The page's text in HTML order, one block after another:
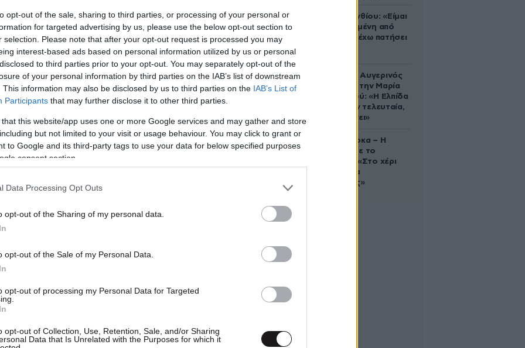
opt-out of the sale, sharing to third parties, or processing of your personal or
for targeted advertising by us, please use the below opt-out section to
selection. Please note that after your opt-out request is processed you may
interest-based ads based on personal information utilized by us or personal
to third parties prior to your opt-out. You may separately opt-out of the
of your personal information by third parties on the IAB’s list of downstream
This information may also be disclosed by us to third parties on the IAB’s List of
Participants that may further disclose it to other third parties.
this website/app uses one or more Google services and may gather and store
but not limited to your visit or usage behaviour. You may click to grant or
to Google and its third-party tags to use your data for below specified purposes
consent section.
Data Processing Opt Outs
opt-out of the Sharing of my personal data.
opt-out of the Sale of my Personal Data.
opt-out of processing my Personal Data for Targeted
opt-out of Collection, Use, Retention, Sale, and/or Sharing
Data that Is Unrelated with the Purposes for which it
αλλά δεν μπορώ να εξηγήσω ακριβώς τι
ανθρώπους για να κατανοήσω την ύπαρξή
Μαρία Κορινθίου: «Είμαι
πιο ευτυχισμένη από
ποτέ – Ναι, έχω πατήσει
Ο Θανάσης Αυγερινός
επιμένει για την Μαρία
Καρυστιανού: «Η Ελπίδα
πεθαίνει μεν τελευταία,
αλλά πεθαίνει»
Δανάη Μπάρκα – Η
ανάρτηση με το
σάντουιτς: «Στο χέρι
σου είναι να
αδυνατίσεις»